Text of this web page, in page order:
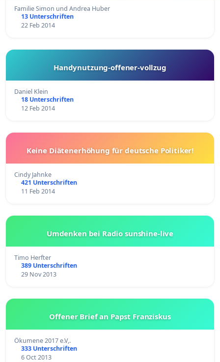
Familie Simon und Andrea Huber
13 Unterschriften
22 Feb 2014
Handynutzung-offener-vollzug
Daniel Klein
18 Unterschriften
12 Feb 2014
Keine Diätenerhöhung für deutsche Politiker!
Cindy Jahnke
421 Unterschriften
11 Feb 2014
Umdenken bei Radio sunshine-live
Timo Herfter
389 Unterschriften
29 Nov 2013
Offener Brief an Papst Franziskus
Ökumene 2017 e.V,.
333 Unterschriften
6 Oct 2013